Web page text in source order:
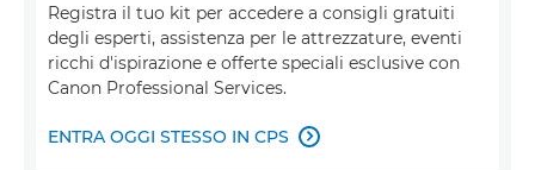
Registra il tuo kit per accedere a consigli gratuiti
degli esperti, assistenza per le attrezzature, eventi
ricchi d'ispirazione e offerte speciali esclusive con
Canon Professional Services.
ENTRA OGGI STESSO IN CPS 